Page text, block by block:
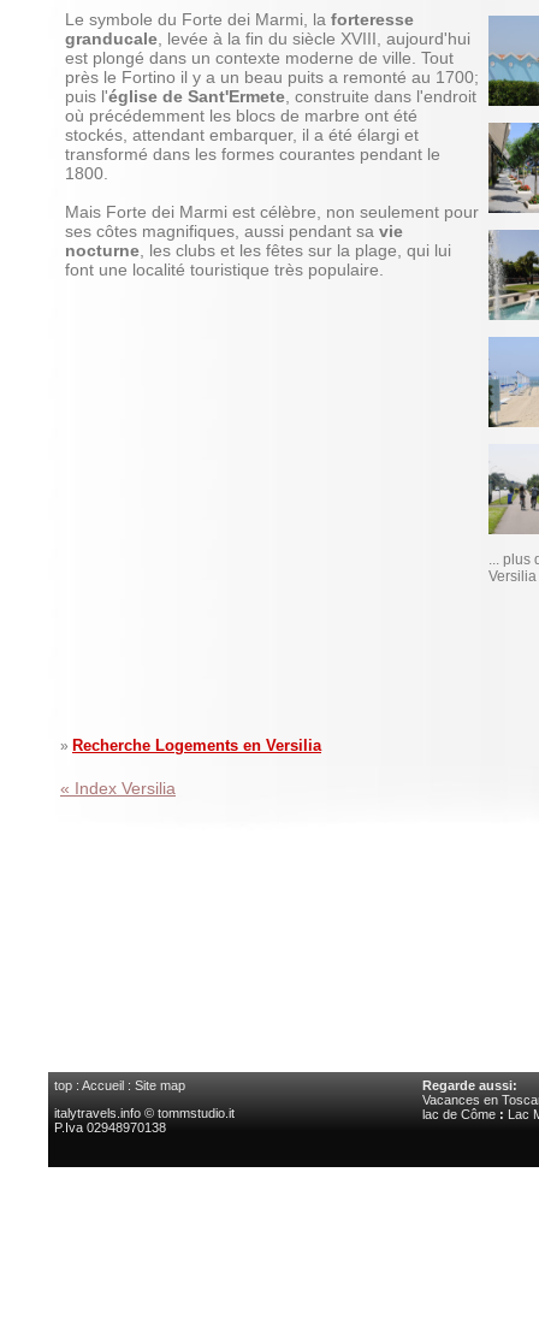
Le symbole du Forte dei Marmi, la forteresse
granducale , levée à la fin du siècle XVIII, aujourd'hui
est plongé dans un contexte moderne de ville. Tout
près le Fortino il y a un beau puits a remonté au 1700;
puis l'église de Sant'Ermete , construite dans l'endroit
où précédemment les blocs de marbre ont été
stockés, attendant embarquer, il a été élargi et
transformé dans les formes courantes pendant le
1800.
Mais Forte dei Marmi est célèbre, non seulement pour
ses côtes magnifiques, aussi pendant sa vie
nocturne , les clubs et les fêtes sur la plage, qui lui
font une localité touristique très populaire.
... plus
Versilia
» Recherche Logements en Versilia
« Index Versilia
top : Accueil : Site map
italytravels.info © tommstudio.it
P.Iva 02948970138
Regarde aussi:
Vacances en
lac de Côme : Lac